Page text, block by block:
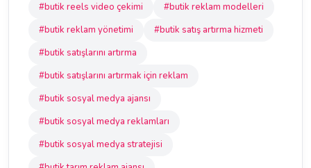
#butik reels video çekimi
#butik reklam modelleri
#butik reklam yönetimi
#butik satış artırma hizmeti
#butik satışlarını artırma
#butik satışlarını artırmak için reklam
#butik sosyal medya ajansı
#butik sosyal medya reklamları
#butik sosyal medya stratejisi